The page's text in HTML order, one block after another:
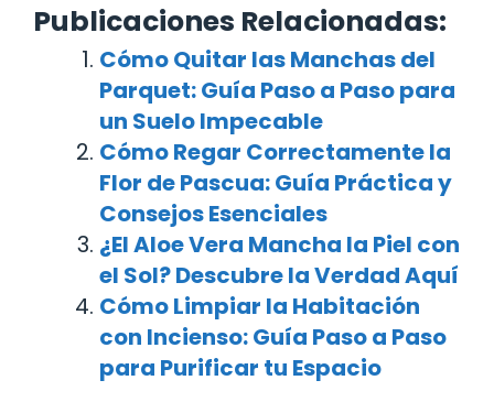
Publicaciones Relacionadas:
Cómo Quitar las Manchas del
Parquet: Guía Paso a Paso para
un Suelo Impecable
Cómo Regar Correctamente la
Flor de Pascua: Guía Práctica y
Consejos Esenciales
¿El Aloe Vera Mancha la Piel con
el Sol? Descubre la Verdad Aquí
Cómo Limpiar la Habitación
con Incienso: Guía Paso a Paso
para Purificar tu Espacio